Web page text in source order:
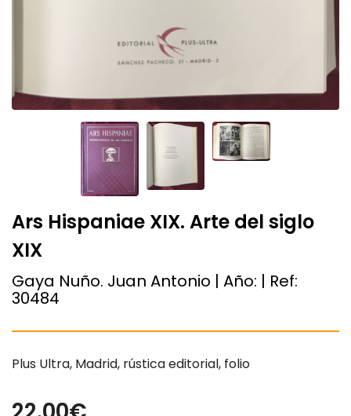
Ars Hispaniae XIX. Arte del siglo
XIX
Gaya Nuño. Juan Antonio | Año: | Ref:
30484
Plus Ultra, Madrid, rústica editorial, folio